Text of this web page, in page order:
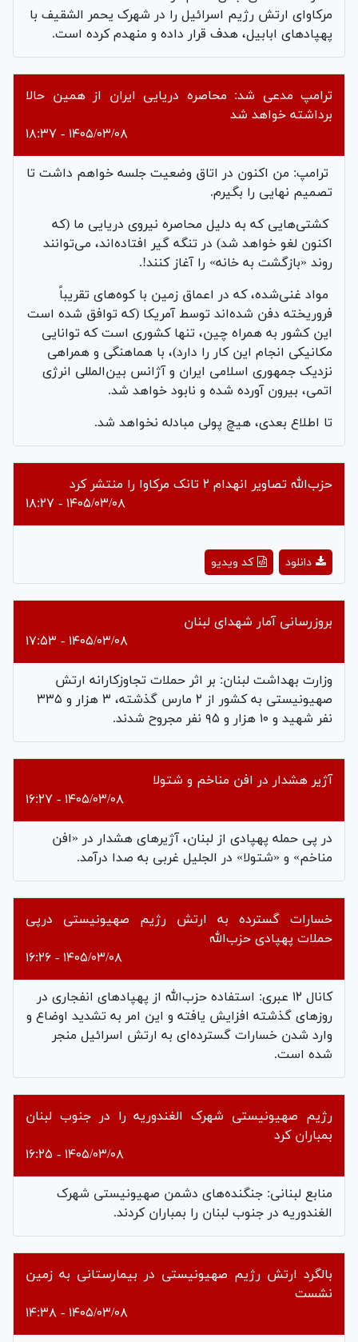
مرکاوای ارتش رژیم اسرائیل را در شهرک یحمر الشقیف با
پهپادهای ابابیل، هدف قرار داده و منهدم کرده است.
ترامپ مدعی شد: محاصره دریایی ایران از همین حالا
برداشته خواهد شد
۱۴۰۵/۰۳/۰۸ - ۱۸:۳۷
ترامپ: من اکنون در اتاق وضعیت جلسه خواهم داشت تا
تصمیم نهایی را بگیرم.
کشتی‌هایی که به دلیل محاصره نیروی دریایی ما (که
اکنون لغو خواهد شد) در تنگه گیر افتاده‌اند، می‌توانند
روند «بازگشت به خانه» را آغاز کنند!.
مواد غنی‌شده، که در اعماق زمین با کوه‌های تقریباً
فروریخته دفن شده‌اند توسط آمریکا (که توافق شده است
این کشور به همراه چین، تنها کشوری است که توانایی
مکانیکی انجام این کار را دارد)، با هماهنگی و همراهی
نزدیک جمهوری اسلامی ایران و آژانس بین‌المللی انرژی
اتمی، بیرون آورده شده و نابود خواهد شد.
تا اطلاع بعدی، هیچ پولی مبادله نخواهد شد.
حزب‌الله تصاویر انهدام ۲ تانک مرکاوا را منتشر کرد
۱۴۰۵/۰۳/۰۸ - ۱۸:۲۷
Play
Video
کد ویدیو دانلود
بروزرسانی آمار شهدای لبنان
۱۴۰۵/۰۳/۰۸ - ۱۷:۵۳
وزارت بهداشت لبنان: بر اثر حملات تجاوزکارانه ارتش
صهیونیستی به کشور از ۲ مارس گذشته، ۳ هزار و ۳۳۵
نفر شهید و ۱۰ هزار و ۹۵ نفر مجروح شدند.
آژیر هشدار در افن مناخم و شتولا
۱۴۰۵/۰۳/۰۸ - ۱۶:۲۷
در پی حمله پهپادی از لبنان، آژیرهای هشدار در «افن
مناخم» و «شتولا» در الجلیل غربی به صدا درآمد.
خسارات گسترده‌ به ارتش رژیم صهیونیستی درپی
حملات پهپادی حزب‌الله
۱۴۰۵/۰۳/۰۸ - ۱۶:۲۶
کانال ۱۲ عبری: استفاده حزب‌الله از پهپاد‌های انفجاری در
روز‌های گذشته افزایش یافته و این امر به تشدید اوضاع و
وارد شدن خسارات گسترده‌ای به ارتش اسرائیل منجر
شده است.
رژیم صهیونیستی شهرک الغندوریه را در جنوب لبنان
بمباران کرد
۱۴۰۵/۰۳/۰۸ - ۱۶:۲۵
منابع لبنانی: جنگنده‌های دشمن صهیونیستی شهرک
الغندوریه در جنوب لبنان را بمباران کردند.
بالگرد ارتش رژیم صهیونیستی در بیمارستانی به زمین
نشست
۱۴۰۵/۰۳/۰۸ - ۱۴:۳۸